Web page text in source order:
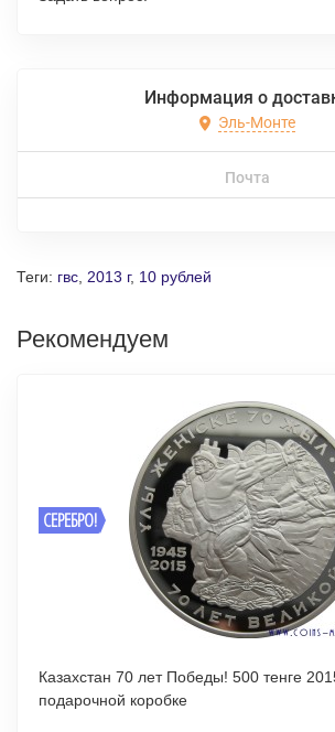
Информация о
Эль-Монте
Почта
Теги: гвс 2013 г, 10 рублей
Рекомендуем
СЕРЕБРО!
Казахстан 70 лет Победы! 500 тенге 2015 г
подарочной коробке